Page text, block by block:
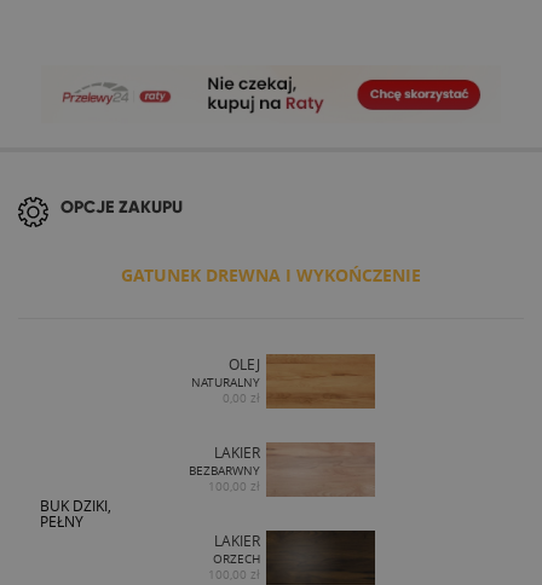
OPCJE ZAKUPU
GATUNEK DREWNA I WYKOŃCZENIE
BUK DZIKI,
PEŁNY
OLEJ
NATURALNY
0,00 zł
LAKIER
BEZBARWNY
100,00 zł
LAKIER
ORZECH
100,00 zł